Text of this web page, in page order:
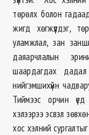
төрөлх болон
жигд хөгжүүлдэг,
уламжлал, зан
даяарчлалын
шаардагдах
нийгэмшихүйн
Тиймээс орчин
хэлээрээ эсвэл
хос хэлний сургалтыг